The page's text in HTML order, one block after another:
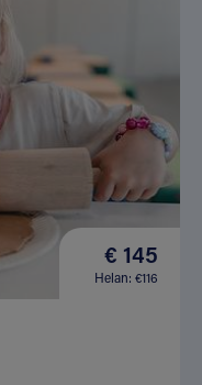
€ 145
Helan: €116